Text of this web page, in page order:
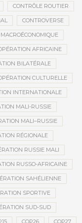
CONTRÔLE ROUTIER
CONTROVERSE
AFRICAINE
BILATÉRALE
CULTURELLE
INTERNATIONALE
MALI-RUSSIE
MALI–RUSSIE
RÉGIONALE
RUSSIE MALI
RUSSO-AFRICAINE
SAHÉLIENNE
SPORTIVE
SUD-SUD
COP26 COP27